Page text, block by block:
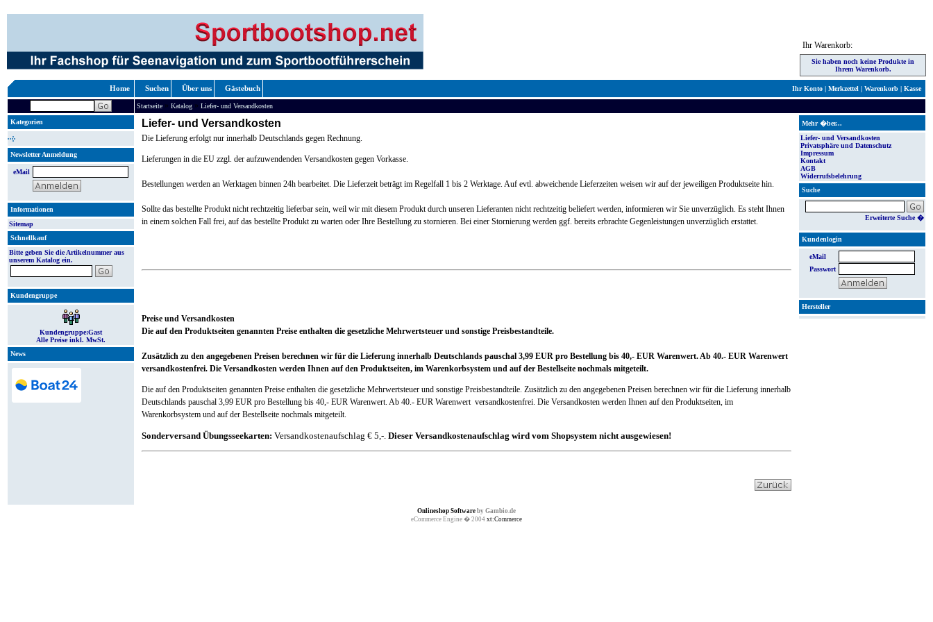
Ihr Warenkorb:
Sie haben noch keine Produkte in
Ihrem Warenkorb.
Home Suchen Über uns Gästebuch Ihr Konto | Merkzettel | Warenkorb | Kasse
Startseite » Katalog » Liefer- und Versandkosten
Kategorien
Newsletter Anmeldung
eMail
Informationen
Sitemap
Schnellkauf
Bitte geben Sie die Artikelnummer aus
unserem Katalog ein.
Kundengruppe
Kundengruppe:Gast
Alle Preise inkl. MwSt.
News
Liefer- und Versandkosten
Die Lieferung erfolgt nur innerhalb Deutschlands gegen Rechnung.
Lieferungen in die EU zzgl. der aufzuwendenden Versandkosten gegen Vorkasse.
Bestellungen werden an Werktagen binnen 24h bearbeitet. Die Lieferzeit beträgt im Regelfall 1 bis 2 Werktage. Auf evtl. abweichende Lieferzeiten weisen wir auf der jeweiligen Produktseite hin.
Sollte das bestellte Produkt nicht rechtzeitig lieferbar sein, weil wir mit diesem Produkt durch unseren Lieferanten nicht rechtzeitig beliefert werden, informieren wir Sie unverzüglich. Es steht Ihnen
in einem solchen Fall frei, auf das bestellte Produkt zu warten oder Ihre Bestellung zu stornieren. Bei einer Stornierung werden ggf. bereits erbrachte Gegenleistungen unverzüglich erstattet.
Preise und Versandkosten
Die auf den Produktseiten genannten Preise enthalten die gesetzliche Mehrwertsteuer und sonstige Preisbestandteile.
Zusätzlich zu den angegebenen Preisen berechnen wir für die Lieferung innerhalb Deutschlands pauschal 3,99 EUR pro Bestellung bis 40,- EUR Warenwert. Ab 40.- EUR Warenwert
versandkostenfrei. Die Versandkosten werden Ihnen auf den Produktseiten, im Warenkorbsystem und auf der Bestellseite nochmals mitgeteilt.
Die auf den Produktseiten genannten Preise enthalten die gesetzliche Mehrwertsteuer und sonstige Preisbestandteile. Zusätzlich zu den angegebenen Preisen berechnen wir für die Lieferung innerhalb
Deutschlands pauschal 3,99 EUR pro Bestellung bis 40,- EUR Warenwert. Ab 40.- EUR Warenwert versandkostenfrei. Die Versandkosten werden Ihnen auf den Produktseiten, im
Warenkorbsystem und auf der Bestellseite nochmals mitgeteilt.
Sonderversand Übungsseekarten: Versandkostenaufschlag € 5,-. Dieser Versandkostenaufschlag wird vom Shopsystem nicht ausgewiesen!
Mehr �ber...
Liefer- und Versandkosten
Privatsphäre und Datenschutz
Impressum
Kontakt
AGB
Widerrufsbelehrung
Suche
Erweiterte Suche �
Kundenlogin
eMail
Passwort
Hersteller
Onlineshop Software by Gambio.de
eCommerce Engine � 2004 xt:Commerce